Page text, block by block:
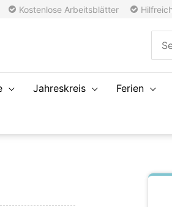
Kostenlose Arbeitsblätter
for:
Jahreskreis Ferien